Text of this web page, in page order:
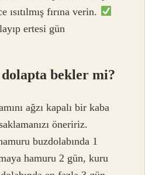
ısıtılmış fırına verin.
ertesi gün
bekler mi?
ağzı kapalı bir kaba
öneririz.
buzdolabında 1
hamuru 2 gün, kuru